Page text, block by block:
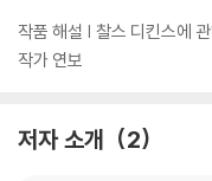
작품 해설 | 찰스 디킨스에
작가 연보
저자 소개 2